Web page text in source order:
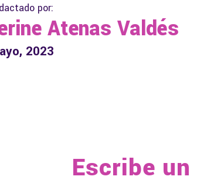
por:
Atenas Valdés
2023
Escribe